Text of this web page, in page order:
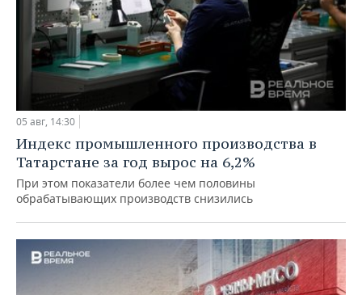
05 авг, 14:30
Индекс промышленного производства в
Татарстане за год вырос на 6,2%
При этом показатели более чем половины
обрабатывающих производств снизились